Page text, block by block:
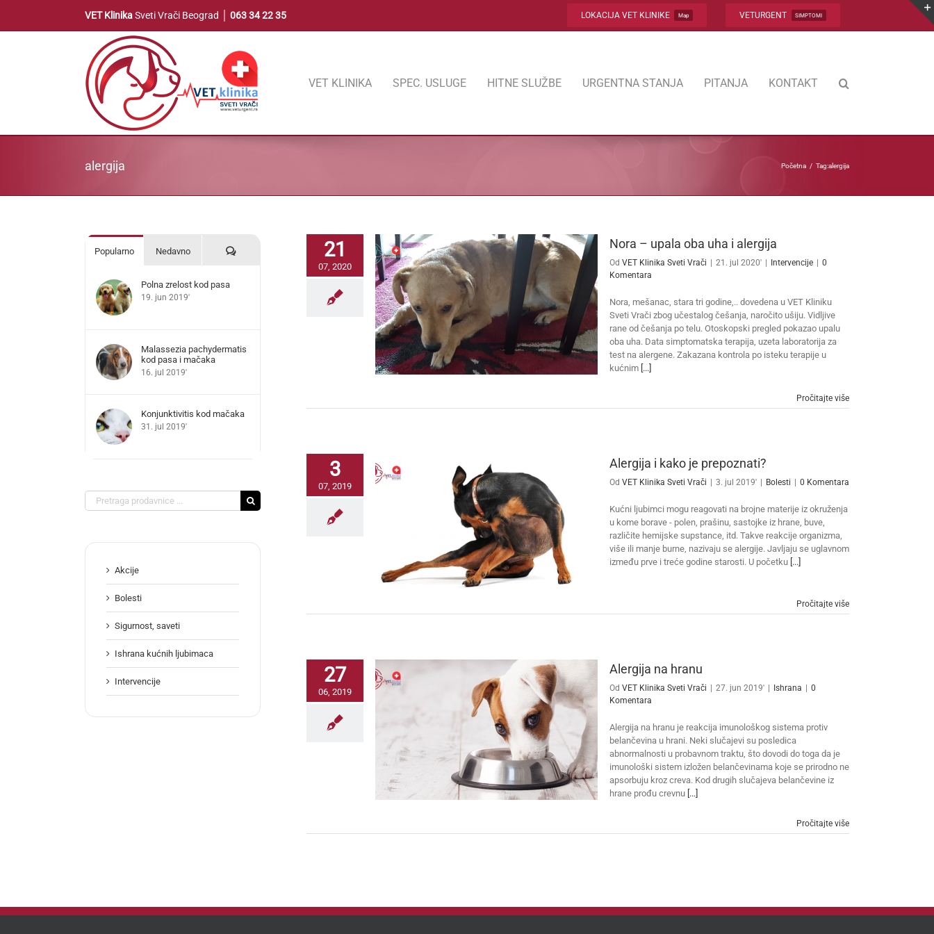
content
VET KlinikaSveti Vrači Beograd │ 063 34 22 35 LOKACIJA VET KLINIKE Map VETURGENT SIMPTOMI
VET KLINIKA SPEC. USLUGE HITNE SLUŽBE URGENTNA STANJA PITANJA KONTAKT
alergija Početna Tag:alergija
21
07, 2020
Nora – upala oba uha i alergija
Od VET Klinika Sveti Vrači 21. jul 2020' Intervencije
0
Komentara
Nora, mešanac, stara tri godine,.. dovedena u VET Kliniku
Sveti Vrači zbog učestalog češanja, naročito ušiju. Vidljive
rane od češanja po telu. Otoskopski pregled pokazao upalu
oba uha. Data simptomatska terapija, uzeta laboratorija za
test na alergene. Zakazana kontrola po isteku terapije u
kućnim [...]
Pročitajte više
3
07, 2019
Alergija i kako je prepoznati?
Od VET Klinika Sveti Vrači 3. jul 2019' Bolesti 0 Komentara
Kućni ljubimci mogu reagovati na brojne materije iz okruženja
u kome borave - polen, prašinu, sastojke iz hrane, buve,
različite hemijske supstance, itd. Takve reakcije organizma,
više ili manje burne, nazivaju se alergije. Javljaju se uglavnom
između prve i treće godine starosti. U početku [...]
Pročitajte više
27
06, 2019
Alergija na hranu
Od VET Klinika Sveti Vrači 27. jun 2019' Ishrana
0
Komentara
Alergija na hranu je reakcija imunološkog sistema protiv
belančevina u hrani. Neki slučajevi su posledica
abnormalnosti u probavnom traktu, što dovodi do toga da je
imunološki sistem izložen belančevinama koje se prirodno ne
apsorbuju kroz creva. Kod drugih slučajeva belančevine iz
hrane prođu crevnu [...]
Pročitajte više
Popularno Nedavno Komentari
Polna zrelost kod pasa
19. jun 2019'
Malassezia pachydermatis
kod pasa i mačaka
16. jul 2019'
Konjunktivitis kod mačaka
31. jul 2019'
Search
for:
Akcije
Bolesti
Sigurnost, saveti
Ishrana kućnih ljubimaca
Intervencije